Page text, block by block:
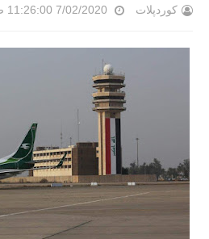
کوردپلات 7/02/2020 11:26:00 ص